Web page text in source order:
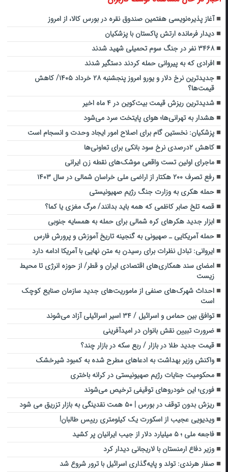
آغاز پذیره‌نویسی هفتمین صندوق نقره در بورس کالا، از امروز
دیدار فرمانده ارتش پاکستان با پزشکیان
۳۴۶۸ نفر در جنگ سوم تحمیلی شهید شدند
افرادی که به پیروانی حمله کردند دستگیر شدند
جدیدترین نرخ دلار و یورو امروز پنجشنبه ۲۸ خرداد ۱۴۰۵/ کاهش
قیمت‌ها؟
شدیدترین ریزش قیمت بیت‌کوین در ۴ ماه اخیر
هشدار به تهرانی‌ها؛ هوای پایتخت سرد می‌شود
پزشکیان: نخستین گام برای اصلاح امور ایجاد وحدت و انسجام است
کاهش ۲درصدی نرخ سود بانکی برای تعاونی‌ها
ماجرای اولین تست واقعی موشک‌های نقطه زن ایرانی
رفع تصرف ۲۰۰ هکتار از اراضی ملی خراسان شمالی در سال ۱۴۰۳
حمله هکری به وزارت جنگ رژیم صهیونیستی
قصه تلخ صابر کاظمی که همه باید بدانند/ مرگ مغزی یا کما؟
ابزار جدید هکرهای کره شمالی برای حمله به همسایه جنوبی
حمله آمریکایی ـ صهیونی‌ به گنجینه تاریخ آموزش و پرورش فارس ‌
ایروانی: تبادل نظرات برای رسیدن به متن نهایی با آمریکا ادامه دارد
امضای سند همکاری‌های‌ اقتصادی ایران و قطر/ از حوزه انرژی تا محیط
زیست
احداث شهرک‌های صنفی از ماموریت‌های جدید سازمان صنایع کوچک
است
توافق بین حماس و اسرائیل / ۳۴ اسیر اسرائیلی آزاد می‌شوند
ضرورت تبیین نقش بانوان در امیدآفرینی
قیمت جدید طلا در بازار / ربع سکه در بازار چند؟
واکنش وزیر بهداشت به ادعاهای مطرح شده به کمبود شیرخشک
محکومیت جنایات رژیم صهیونیستی در کرانه باختری
فوری؛ این خودروهای توقیفی ترخیص می‌شوند
ریزش بدون توقف در بورس | ۵۰ همت نقدینگی به بازار تزریق می شود
ویدیویی عجیب از اسکورت یک کیلومتری رییس طالبان!
فاجعه ملی ؛ ۵ میلیارد دلار از جیب ایرانیان پر کشید
وزیر دفاع ارمنستان با لاریجانی دیدار کرد
صفار هرندی: تولد و پایه‌گذاری اسرائیل با ترور شروع شد